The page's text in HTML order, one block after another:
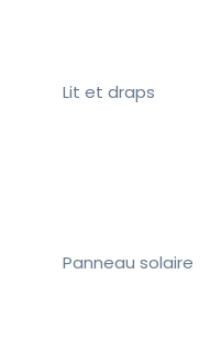
Lit et draps
Panneau solaire